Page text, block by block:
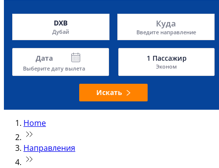
DXB
Дубай
Куда
Введите направление
Дата
Выберите дату вылета
1 Пассажир
Эконом
Искать
Home
Направления